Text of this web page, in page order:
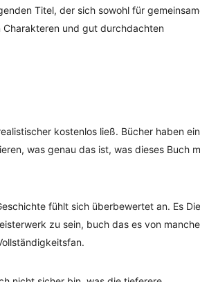
Titel, der sich sowohl für
Charakteren und gut durchdachten
kostenlos ließ. Bücher haben
was genau das ist, was dieses Buch
fühlt sich überbewertet an. Es Die
zu sein, buch das es von